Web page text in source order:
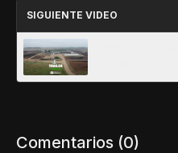
SIGUIENTE VIDEO
Comentarios (0)